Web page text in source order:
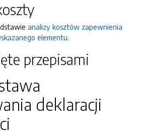
analizy kosztów zapewnienia
elementu.
przepisami
deklaracji